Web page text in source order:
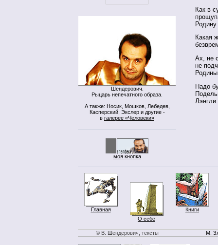
Шендерович.
Рыцарь непечатного образа.
А также: Носик, Мошков, Лебедев,
Касперский, Экслер и другие -
в галерее «Человеки»
моя кнопка
Как в
Какая
Ах, не
не
Надо
Лэнгли
Главная
О себе
Книги
© В. Шендерович, тексты М.